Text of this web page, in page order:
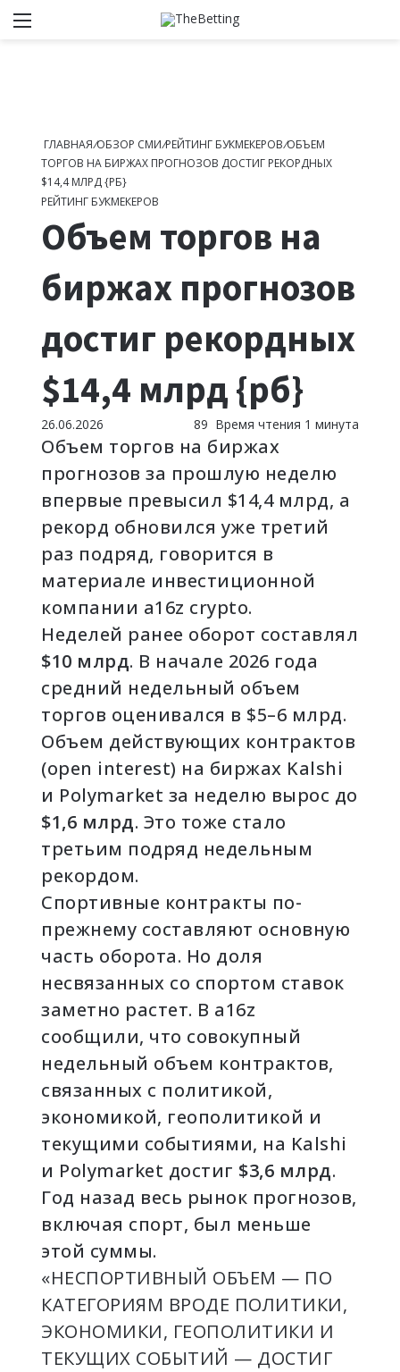
ГЛАВНАЯ/ОБЗОР СМИ/РЕЙТИНГ БУКМЕКЕРОВ/ОБЪЕМ
ТОРГОВ НА БИРЖАХ ПРОГНОЗОВ ДОСТИГ РЕКОРДНЫХ
$14,4 МЛРД {РБ}
РЕЙТИНГ БУКМЕКЕРОВ
Объем торгов на
биржах прогнозов
достиг рекордных
$14,4 млрд {рб}
26.06.2026 89 Время чтения 1 минута
Объем торгов на биржах
прогнозов за прошлую неделю
впервые превысил $14,4 млрд, а
рекорд обновился уже третий
раз подряд, говорится в
материале инвестиционной
компании a16z crypto.
Неделей ранее оборот составлял
$10 млрд. В начале 2026 года
средний недельный объем
торгов оценивался в $5–6 млрд.
Объем действующих контрактов
(open interest) на биржах Kalshi
и Polymarket за неделю вырос до
$1,6 млрд. Это тоже стало
третьим подряд недельным
рекордом.
Спортивные контракты по-
прежнему составляют основную
часть оборота. Но доля
несвязанных со спортом ставок
заметно растет. В a16z
сообщили, что совокупный
недельный объем контрактов,
связанных с политикой,
экономикой, геополитикой и
текущими событиями, на Kalshi
и Polymarket достиг $3,6 млрд.
Год назад весь рынок прогнозов,
включая спорт, был меньше
этой суммы.
«НЕСПОРТИВНЫЙ ОБЪЕМ — ПО
КАТЕГОРИЯМ ВРОДЕ ПОЛИТИКИ,
ЭКОНОМИКИ, ГЕОПОЛИТИКИ И
ТЕКУЩИХ СОБЫТИЙ — ДОСТИГ